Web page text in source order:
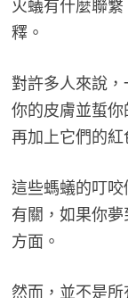
火蟻有什麼聯
釋。
對許多人來說
你的皮膚並蜇你
再加上它們的紅
這些螞蟻的叮
有關，如果你
方面。
然而，並不是